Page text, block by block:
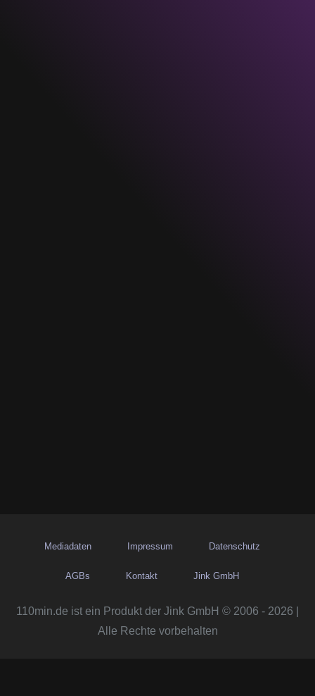
Mediadaten Impressum Datenschutz
AGBs Kontakt Jink GmbH
110min.de ist ein Produkt der Jink GmbH © 2006 - 2026 |
Alle Rechte vorbehalten